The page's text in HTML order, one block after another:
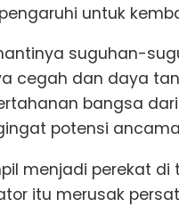
untuk
suguhan-
cegah dan daya
bangsa
potensi
menjadi perekat
itu merusak